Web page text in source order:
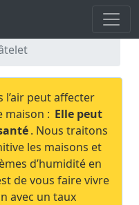
l’air peut affecter
maison : Elle peut
. Nous traitons
les maisons et
d’humidité en
de vous faire vivre
avec un taux